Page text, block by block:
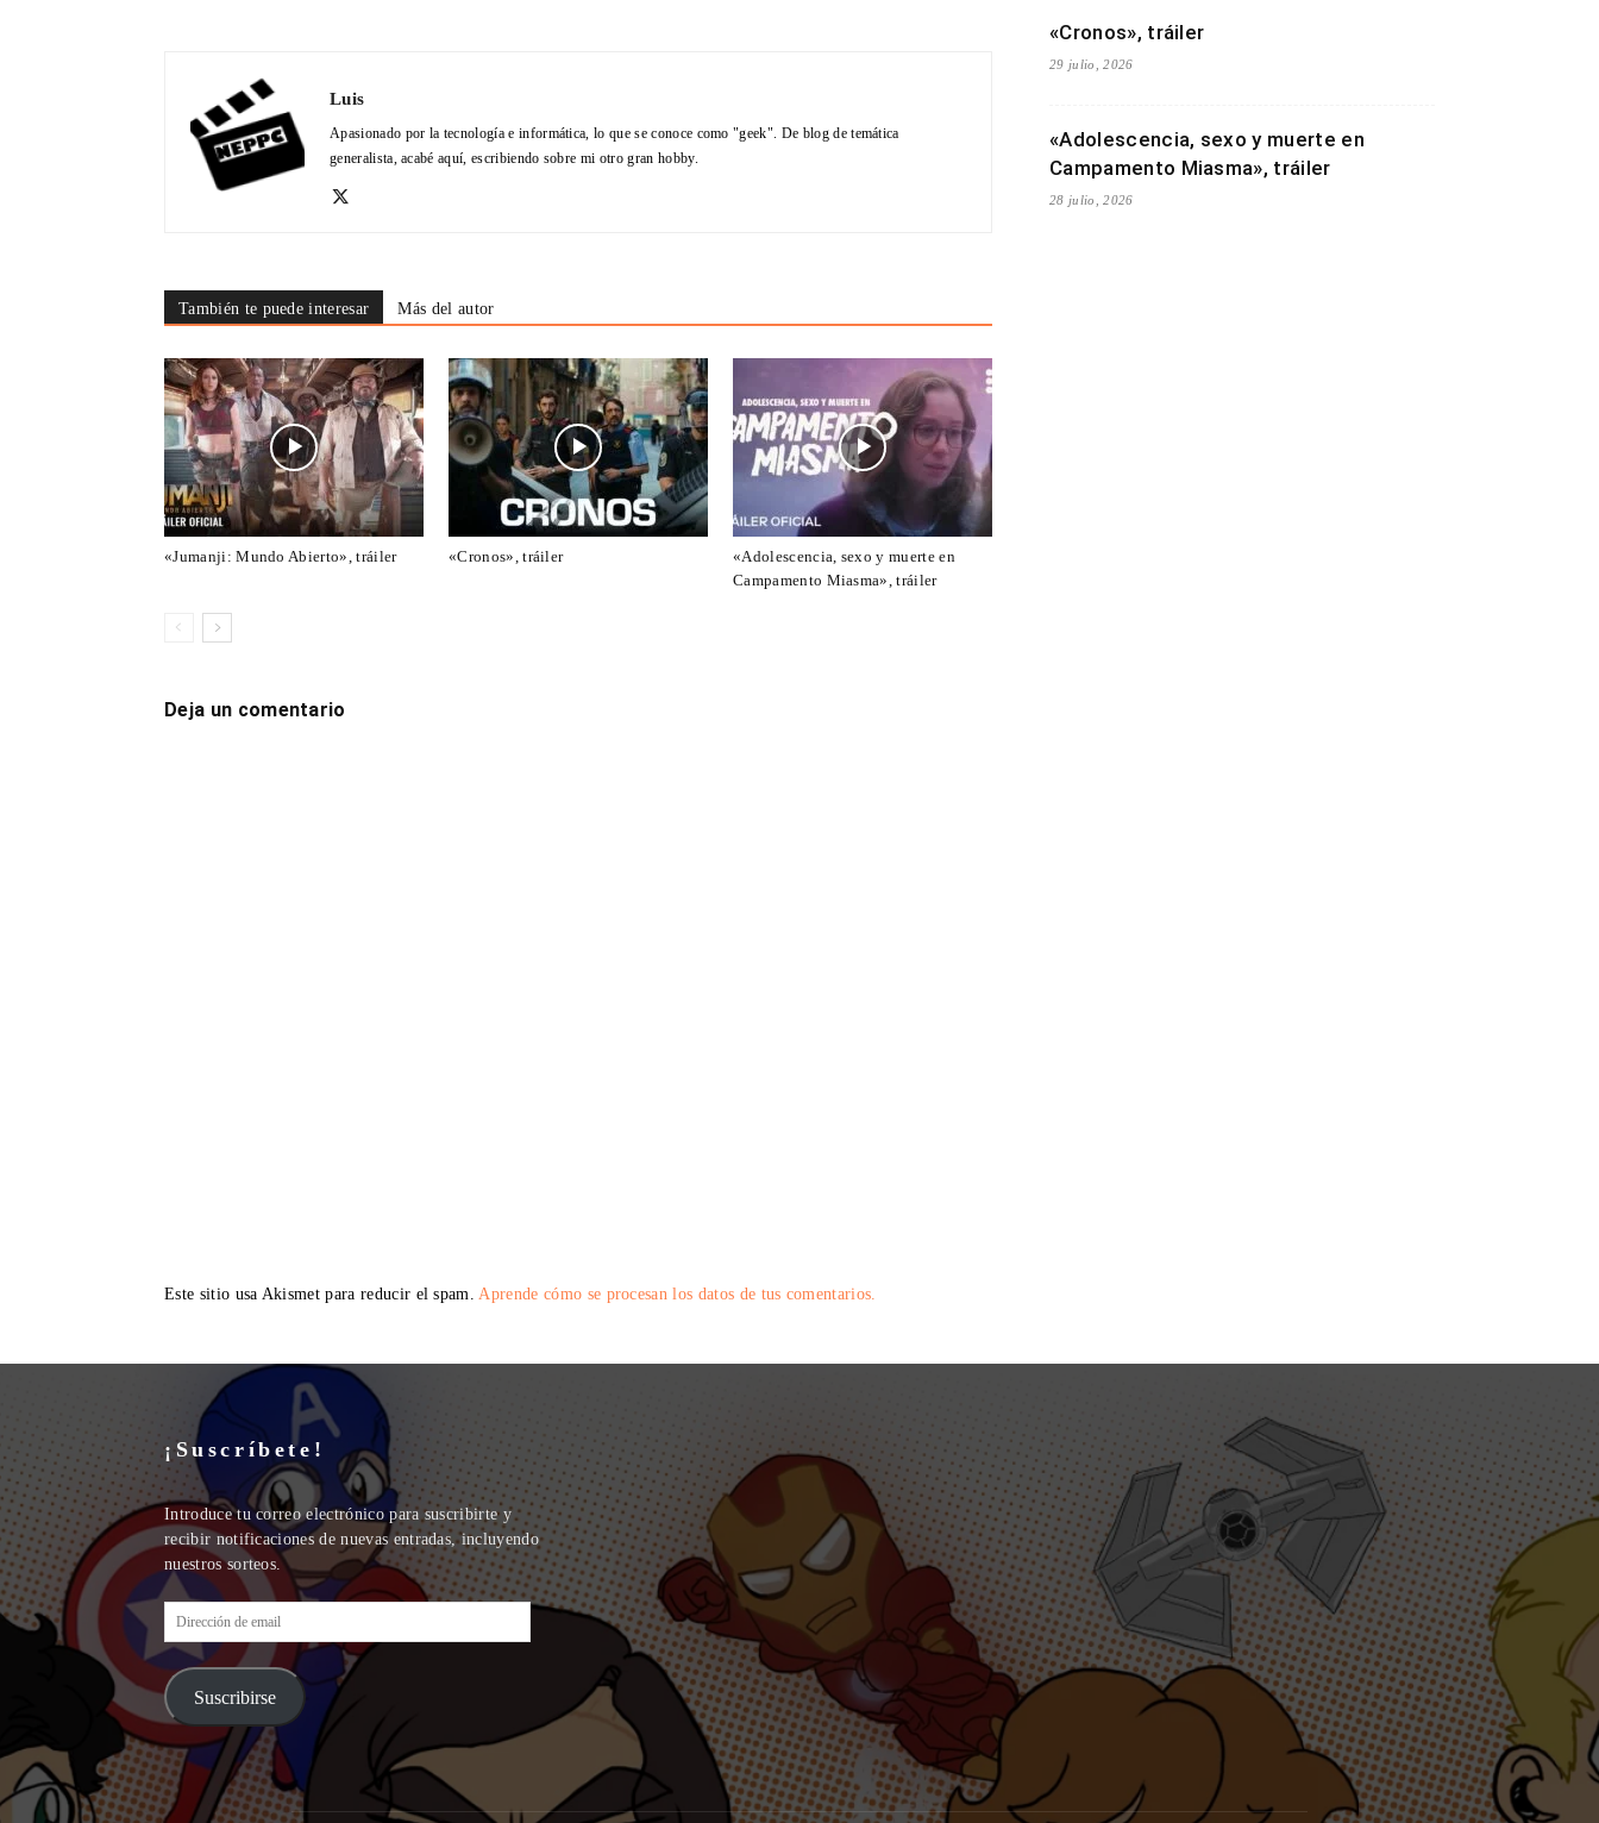
Luis
Apasionado por la tecnología e informática, lo que se conoce como "geek". De blog de temática
generalista, acabé aquí, escribiendo sobre mi otro gran hobby.
También te puede interesar Más del autor
«Jumanji: Mundo Abierto», tráiler «Cronos», tráiler
«Adolescencia, sexo y muerte en
Campamento Miasma», tráiler
Deja un comentario
Este sitio usa Akismet para reducir el spam.Aprende cómo se procesan los datos de tus comentarios.
«Cronos», tráiler
29 julio, 2026
«Adolescencia, sexo y muerte en
Campamento Miasma», tráiler
28 julio, 2026
¡Suscríbete!
Introduce tu correo electrónico para suscribirte y
recibir notificaciones de nuevas entradas, incluyendo
nuestros sorteos.
Dirección
de
email
Suscribirse